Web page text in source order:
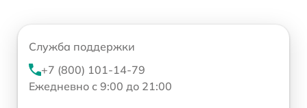
Служба поддержки
+7 (800) 101-14-79
Ежедневно с 9:00 до 21:00